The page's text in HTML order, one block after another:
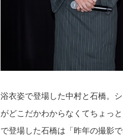
浴衣姿で登場した中村と石橋。
がどこだかわからなくてちょっ
で登場した石橋は「昨年の撮影